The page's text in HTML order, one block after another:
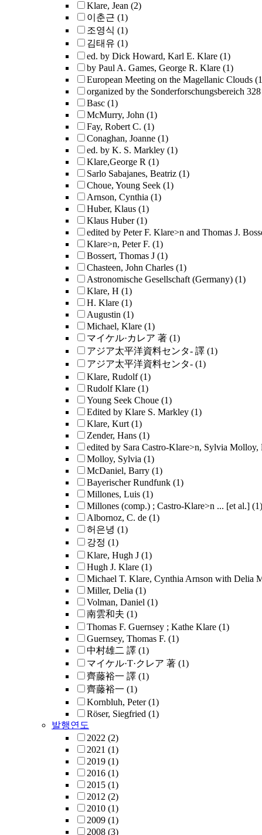
Klare, Jean (2)
이춘근 (1)
조영식 (1)
김태유 (1)
ed. by Dick Howard, Karl E. Klare (1)
by Paul A. Games, George R. Klare (1)
European Meeting on the Magellanic Clouds
organized by the Sonderforschungsbereich
Basc (1)
McMurry, John (1)
Fay, Robert C. (1)
Conaghan, Joanne (1)
ed. by K. S. Markley (1)
Klare,George R (1)
Sarlo Sabajanes, Beatriz (1)
Choue, Young Seek (1)
Arnson, Cynthia (1)
Huber, Klaus (1)
Klaus Huber (1)
edited by Peter F. Klare>n and Thomas J.
Klare>n, Peter F. (1)
Bossert, Thomas J (1)
Chasteen, John Charles (1)
Astronomische Gesellschaft (Germany) (1)
Klare, H (1)
H. Klare (1)
Augustin (1)
Michael, Klare (1)
マイケル·カレア 著 (1)
アジア太平洋資料センタ- 譯 (1)
アジア太平洋資料センタ- (1)
Klare, Rudolf (1)
Rudolf Klare (1)
Young Seek Choue (1)
Edited by Klare S. Markley (1)
Klare, Kurt (1)
Zender, Hans (1)
edited by Sara Castro-Klare>n, Sylvia Molloy,
Molloy, Sylvia (1)
McDaniel, Barry (1)
Bayerischer Rundfunk (1)
Millones, Luis (1)
Millones (comp.) ; Castro-Klare>n ... [et al.] (1)
Albornoz, C. de (1)
허은녕 (1)
강정 (1)
Klare, Hugh J (1)
Hugh J. Klare (1)
Michael T. Klare, Cynthia Arnson with Delia
Miller, Delia (1)
Volman, Daniel (1)
南雲和夫 (1)
Thomas F. Guernsey ; Kathe Klare (1)
Guernsey, Thomas F. (1)
中村雄二 譯 (1)
マイケル·T·クレア 著 (1)
齊藤裕一 譯 (1)
齊藤裕一 (1)
Kornbluh, Peter (1)
Röser, Siegfried (1)
발행연도
2022 (2)
2021 (1)
2019 (1)
2016 (1)
2015 (1)
2012 (2)
2010 (1)
2009 (1)
2008 (3)